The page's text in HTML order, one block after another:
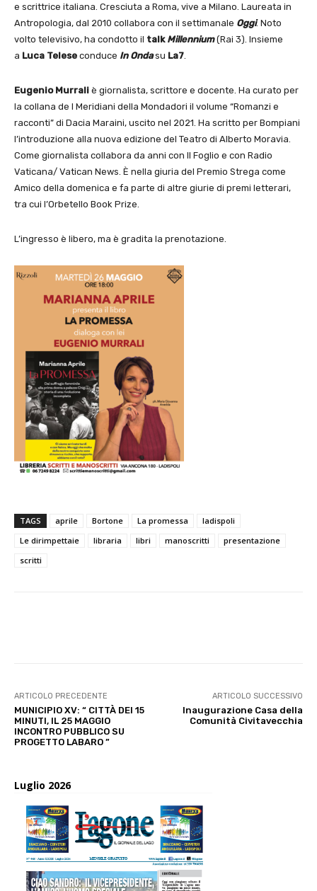
e scrittrice italiana. Cresciuta a Roma, vive a Milano. Laureata in
Antropologia, dal 2010 collabora con il settimanale Oggi. Noto
volto televisivo, ha condotto il talk Millennium(Rai 3). Insieme
a Luca Telese conduce In Ondasu La7
Eugenio Murrali è giornalista, scrittore e docente. Ha curato per
la collana de I Meridiani della Mondadori il volume “Romanzi e
racconti” di Dacia Maraini, uscito nel 2021. Ha scritto per Bompiani
l’introduzione alla nuova edizione del Teatro di Alberto Moravia.
Come giornalista collabora da anni con Il Foglio e con Radio
Vaticana/ Vatican News. È nella giuria del Premio Strega come
Amico della domenica e fa parte di altre giurie di premi letterari,
tra cui l’Orbetello Book Prize.
L’ingresso è libero, ma è gradita la prenotazione.
TAGS aprile Bortone La promessa
ladispoli
Le dirimpettaie
libraria libri manoscritti
presentazione
scritti
ARTICOLO PRECEDENTE
MUNICIPIO XV: “ CITTÀ DEI 15
MINUTI, IL 25 MAGGIO
INCONTRO PUBBLICO SU
PROGETTO LABARO ”
ARTICOLO SUCCESSIVO
Inaugurazione Casa della
Comunità Civitavecchia
Luglio 2026